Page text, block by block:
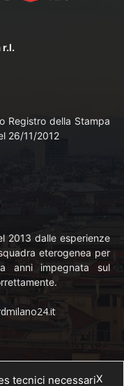
r.l.
Registro della Stampa
26/11/2012
2013 dalle esperienze
eterogenea per
anni impegnata sul
X
tecnici necessari